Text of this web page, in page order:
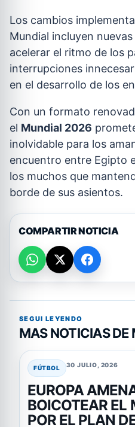
Los cambios
Mundial incluyen
acelerar el ritmo de los
interrupciones
en el desarrollo de los
Con un formato
el Mundial 2026
inolvidable para los
encuentro entre Egipto
los muchos que
borde de sus asientos.
COMPARTIR NOTICIA
SEGUI LEYENDO
MAS NOTICIAS
FÚTBOL 30 JULIO, 2026
EUROPA
BOICOTEAR
POR EL PLAN